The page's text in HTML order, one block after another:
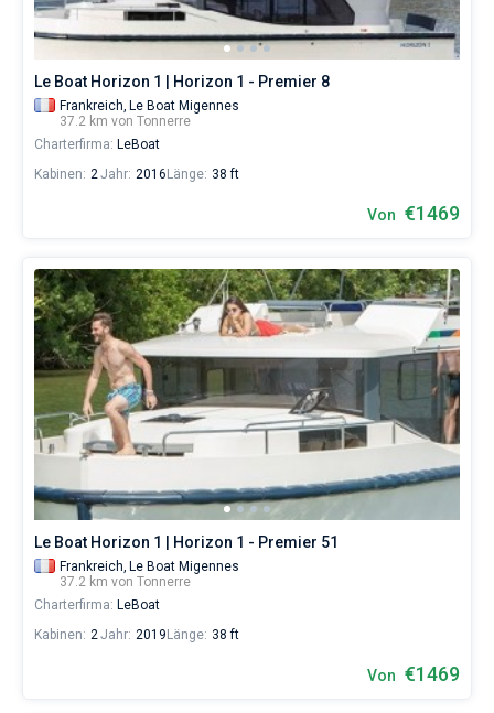
Le Boat Horizon 1 | Horizon 1 - Premier 8
Frankreich, Le Boat Migennes
37.2 km von Tonnerre
Charterfirma: LeBoat
Kabinen: 2Jahr: 2016 Länge: 38 ft
Von €1469
Le Boat Horizon 1 | Horizon 1 - Premier 51
Frankreich, Le Boat Migennes
37.2 km von Tonnerre
Charterfirma: LeBoat
Kabinen: 2Jahr: 2019 Länge: 38 ft
Von €1469